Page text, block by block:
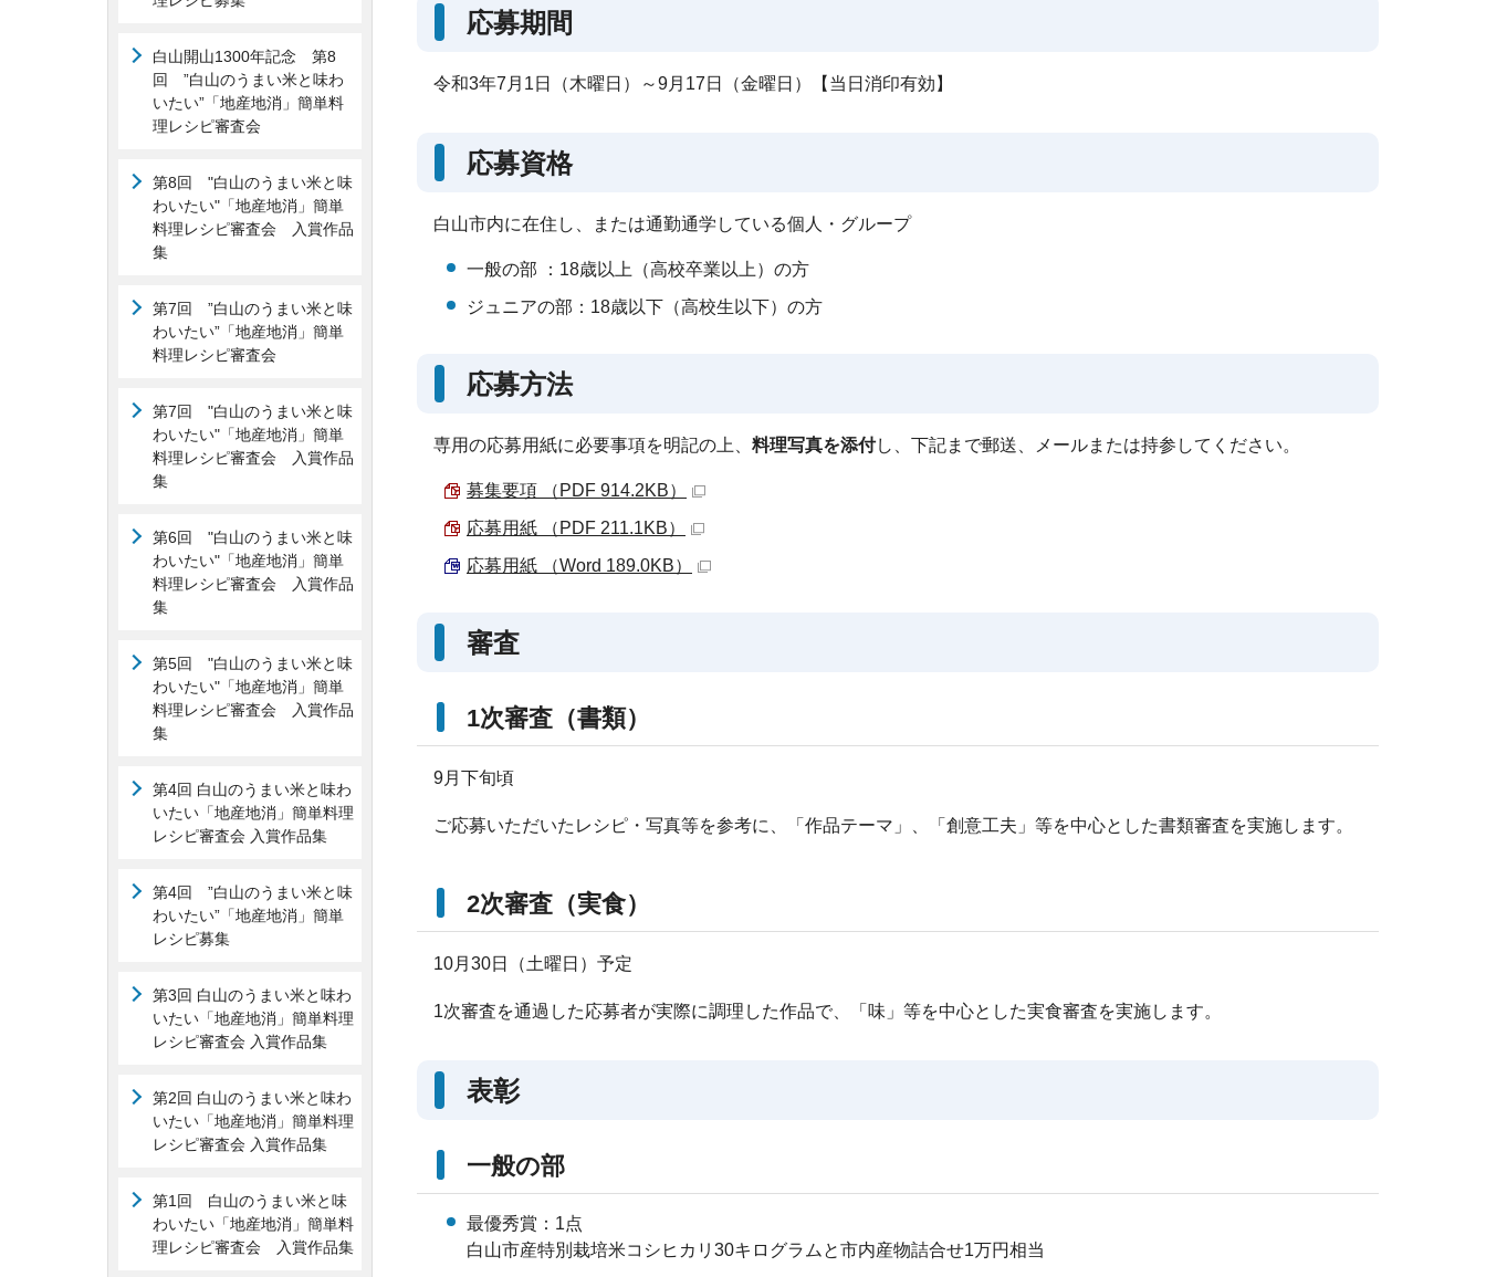
応募期間
令和3年7月1日（木曜日）～9月17日（金曜日）【当日消印有効】
応募資格
白山市内に在住し、または通勤通学している個人・グループ
一般の部 ：18歳以上（高校卒業以上）の方
ジュニアの部：18歳以下（高校生以下）の方
応募方法
専用の応募用紙に必要事項を明記の上、 料理写真を添付し、下記まで郵送、メールまたは持参してください。
募集要項 （PDF 914.2KB）
応募用紙 （PDF 211.1KB）
応募用紙 （Word 189.0KB）
審査
1次審査（書類）
9月下旬頃
ご応募いただいたレシピ・写真等を参考に、「作品テーマ」、「創意工夫」等を中心とした書類審査を実施します。
2次審査（実食）
10月30日（土曜日）予定
1次審査を通過した応募者が実際に調理した作品で、「味」等を中心とした実食審査を実施します。
表彰
一般の部
最優秀賞：1点
白山市産特別栽培米コシヒカリ30キログラムと市内産物詰合せ1万円相当
白山開山1300年記念 第8
回 ”白山のうまい米と味わ
いたい”「地産地消」簡単料
理レシピ審査会
第8回 "白山のうまい米と味
わいたい"「地産地消」簡単
料理レシピ審査会 入賞作品
集
第7回 ”白山のうまい米と味
わいたい”「地産地消」簡単
料理レシピ審査会
第7回 "白山のうまい米と味
わいたい"「地産地消」簡単
料理レシピ審査会 入賞作品
集
第6回 "白山のうまい米と味
わいたい"「地産地消」簡単
料理レシピ審査会 入賞作品
集
第5回 "白山のうまい米と味
わいたい"「地産地消」簡単
料理レシピ審査会 入賞作品
集
第4回 白山のうまい米と味わ
いたい「地産地消」簡単料理
レシピ審査会 入賞作品集
第4回 ”白山のうまい米と味
わいたい”「地産地消」簡単
レシピ募集
第3回 白山のうまい米と味わ
いたい「地産地消」簡単料理
レシピ審査会 入賞作品集
第2回 白山のうまい米と味わ
いたい「地産地消」簡単料理
レシピ審査会 入賞作品集
第1回 白山のうまい米と味
わいたい「地産地消」簡単料
理レシピ審査会 入賞作品集